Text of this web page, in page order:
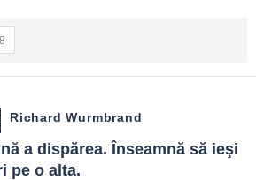
Richard Wurmbrand
a dispărea. Înseamnă să ieşi
pe o alta.